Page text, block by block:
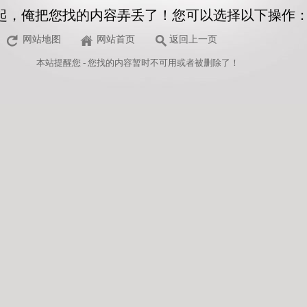
，俺把您找的内容弄丢了！您可以选择以下操作
网站地图 网站首页 返回上一页
本站提醒您 - 您找的内容暂时不可用或者被删除了！